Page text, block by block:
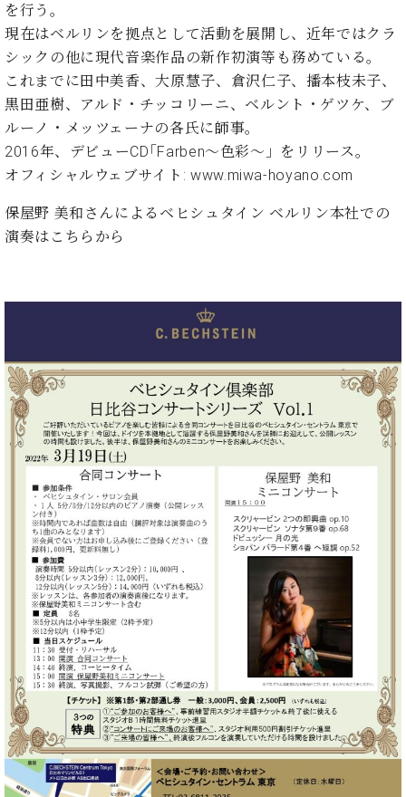
W.
ホ
フ
マ
ン
ヴ
ジ
ョ
C.BECHSTEIN
シ
ュ
タ
イ
ン
デ
ジ
タ
ル)
ッ
フ
ご
拶
技
術
者
紹
展示
情報
イ
ベ
ト
情
報
八
王
子
工
房
ブ
ロ
グ
ア
ク
セ
お
問
い
合
を行う。
現在はベルリンを拠点として活動を展開し、近年ではクラ
シックの他に現代音楽作品の新作初演等も務めている。
これまでに田中美香、大原慧子、倉沢仁子、播本枝未子、
黒田亜樹、アルド・チッコリーニ、ベルント・ゲツケ、ブ
ルーノ・メッツェーナの各氏に師事。
2016年、デビューCD｢Farben～色彩～」をリリース。
オフィシャルウェブサイト: www.miwa-hoyano.com
保屋野 美和さんによるベヒシュタイン ベルリン本社での
演奏は こちらから